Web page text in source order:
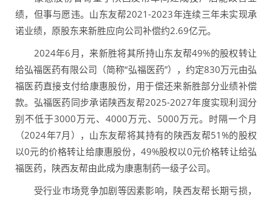
绩，但事与愿违。山东友帮2021-2023年连续三年未实现承
诺业绩，原股东来新胜应向公司补偿约2.69亿元。
2024年6月，来新胜将其所持山东友帮49%的股权转让
给弘福医药有限公司（简称“弘福医药”），约定830万元由弘
福医药直接支付给康惠股份，用于偿还来新胜部分业绩补偿
款。弘福医药同步承诺陕西友帮2025-2027年度实现利润分
别不低于3000万元、4000万元、5000万元。时隔一个月
（2024年7月），山东友帮将其持有的陕西友帮51%的股权
以0元的价格转让给康惠股份，49%股权以0元价格转让给弘
福医药，陕西友帮由此成为康惠制药一级子公司。
受行业市场竞争加剧等因素影响，陕西友帮长期亏损，